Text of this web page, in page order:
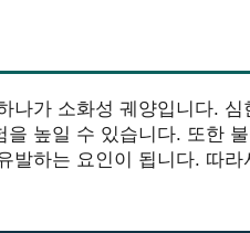
나가 소화성 궤양입니다.
높일 수 있습니다. 또한
발하는 요인이 됩니다. 따